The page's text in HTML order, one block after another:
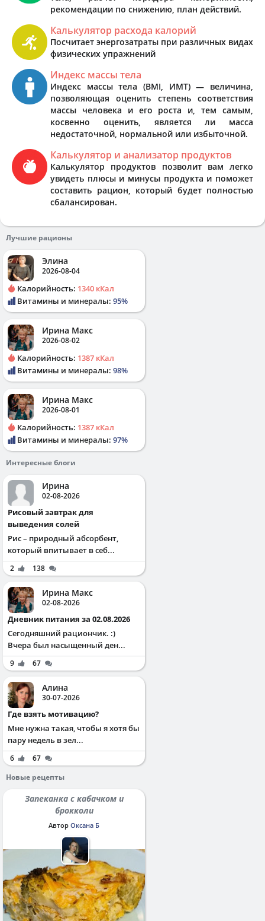
рекомендации по снижению, план действий.
Калькулятор расхода калорий
Посчитает энергозатраты при различных видах
физических упражнений
Индекс массы тела
Индекс массы тела (BMI, ИМТ) — величина,
позволяющая оценить степень соответствия
массы человека и его роста и, тем самым,
косвенно оценить, является ли масса
недостаточной, нормальной или избыточной.
Калькулятор и анализатор продуктов
Калькулятор продуктов позволит вам легко
увидеть плюсы и минусы продукта и поможет
составить рацион, который будет полностью
сбалансирован.
Лучшие рационы
Элина
2026-08-04
Калорийность: 1340 кКал
Витамины и минералы: 95%
Ирина Макс
2026-08-02
Калорийность: 1387 кКал
Витамины и минералы: 98%
Ирина Макс
2026-08-01
Калорийность: 1387 кКал
Витамины и минералы: 97%
Интересные блоги
Ирина
02-08-2026
Рисовый завтрак для
выведения солей
Рис – природный абсорбент,
который впитывает в себ...
2 138
Ирина Макс
02-08-2026
Дневник питания за 02.08.2026
Сегодняшний рациончик. :)
Вчера был насыщенный ден...
9 67
Алина
30-07-2026
Где взять мотивацию?
Мне нужна такая, чтобы я хотя бы
пару недель в зел...
6
67
Новые рецепты
Запеканка с кабачком и
брокколи
Автор Оксана Б